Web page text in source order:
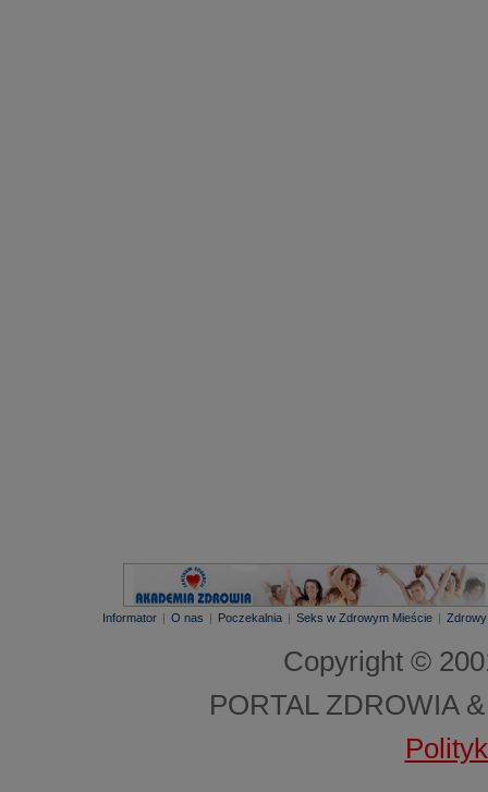
Informator | O nas | Poczekalnia | Seks w Zdrowym Mieście |
Copyright ©
PORTAL ZDROWIA